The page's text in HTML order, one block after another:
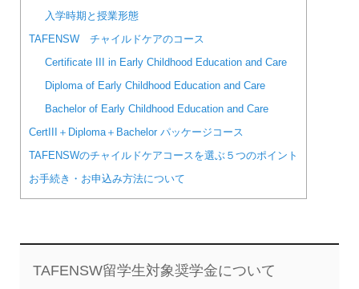
入学時期と授業形態
TAFENSW チャイルドケアのコース
Certificate III in Early Childhood Education and Care
Diploma of Early Childhood Education and Care
Bachelor of Early Childhood Education and Care
CertIII＋Diploma＋Bachelor パッケージコース
TAFENSWのチャイルドケアコースを選ぶ５つのポイント
お手続き・お申込み方法について
TAFENSW留学生対象奨学金について